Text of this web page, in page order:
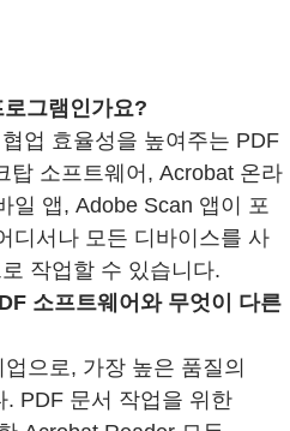
그램인가요?
업 효율성을 높여주는 PDF
탑 소프트웨어, Acrobat 온라
일 앱, Adobe Scan 앱이 포
디서나 모든 디바이스를 사
작업할 수 있습니다.
소프트웨어와 무엇이 다른
으로, 가장 높은 품질의
PDF 문서 작업을 위한